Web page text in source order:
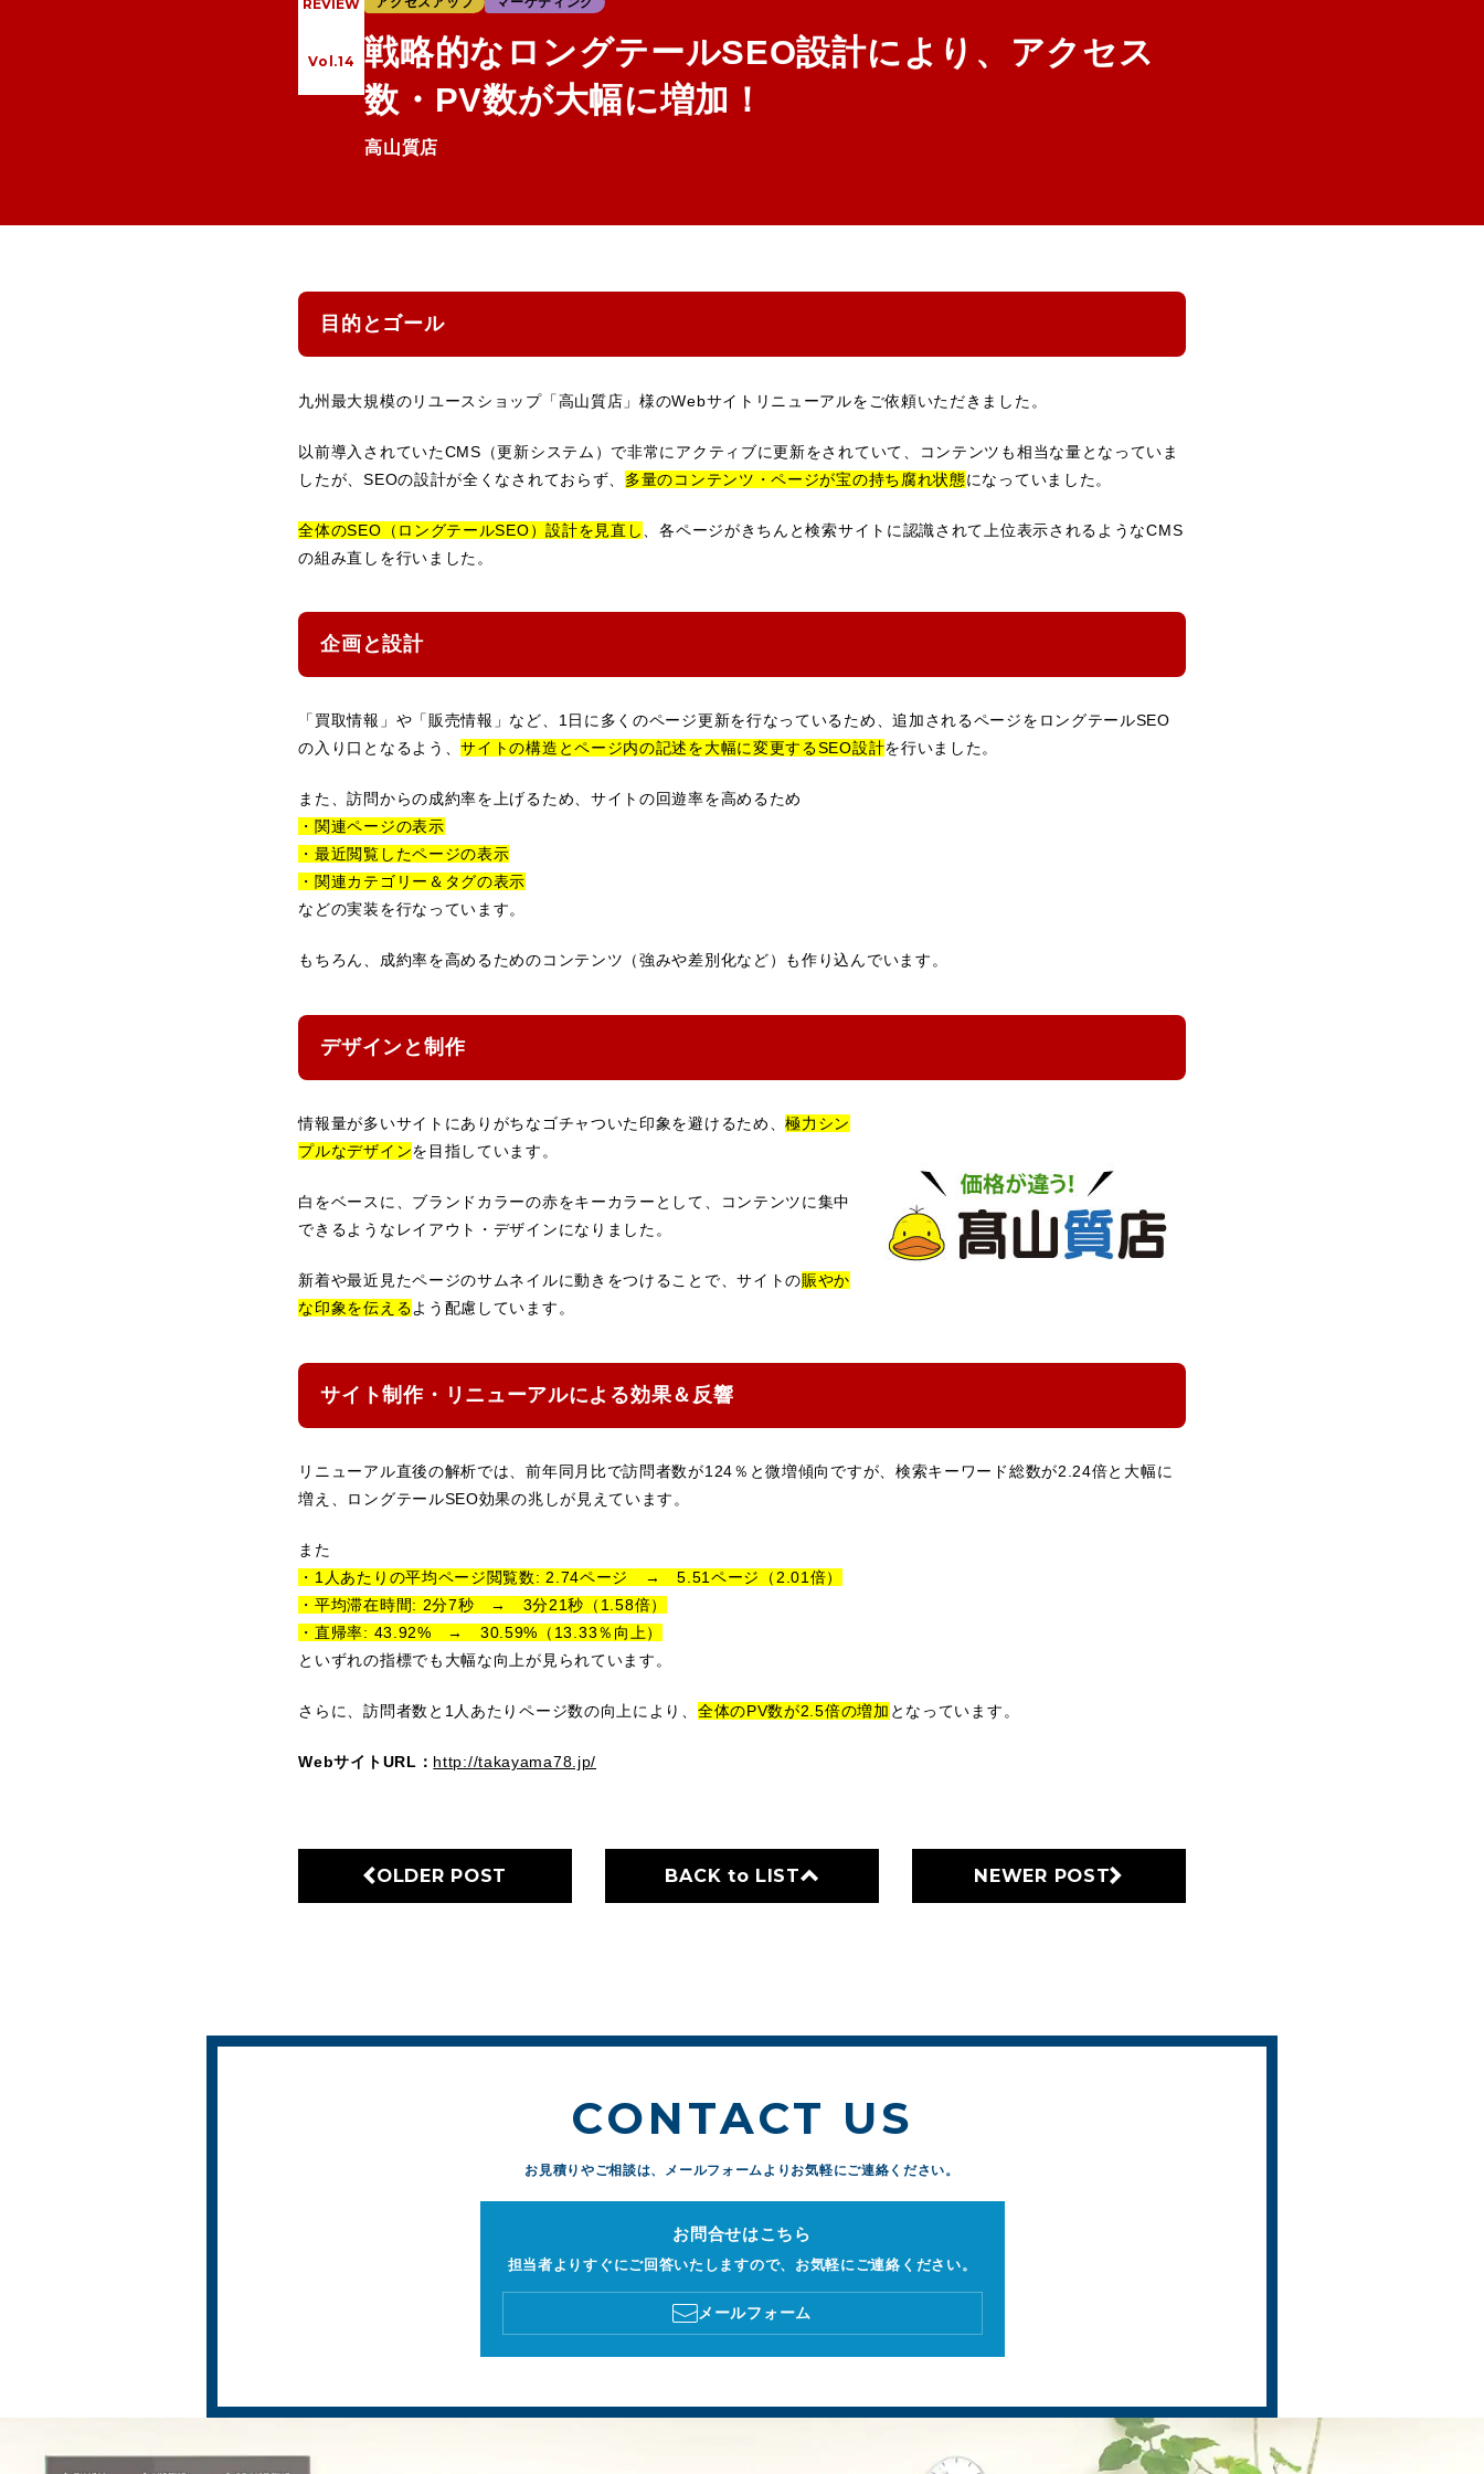
REVIEW
Vol.14
戦略的なロングテールSEO設計により、アクセス
数・PV数が大幅に増加！
高山質店
目的とゴール
九州最大規模のリユースショップ「高山質店」様のWebサイトリニューアルをご依頼いただきました。
以前導入されていたCMS（更新システム）で非常にアクティブに更新をされていて、コンテンツも相当な量となっていま
したが、SEOの設計が全くなされておらず、 多量のコンテンツ・ページが宝の持ち腐れ状態になっていました。
全体のSEO（ロングテールSEO）設計を見直し
、各ページがきちんと検索サイトに認識されて上位表示されるようなCMS
の組み直しを行いました。
企画と設計
「買取情報」や「販売情報」など、1日に多くのページ更新を行なっているため、追加されるページをロングテールSEO
の入り口となるよう、サイトの構造とページ内の記述を大幅に変更するSEO設計を行いました。
また、訪問からの成約率を上げるため、サイトの回遊率を高めるため
・関連ページの表示
・最近閲覧したページの表示
・関連カテゴリー＆タグの表示
などの実装を行なっています。
もちろん、成約率を高めるためのコンテンツ（強みや差別化など）も作り込んでいます。
デザインと制作
情報量が多いサイトにありがちなゴチャついた印象を避けるため、極力シン
プルなデザインを目指しています。
白をベースに、ブランドカラーの赤をキーカラーとして、コンテンツに集中
できるようなレイアウト・デザインになりました。
新着や最近見たページのサムネイルに動きをつけることで、サイトの賑やか
な印象を伝えるよう配慮しています。
サイト制作・リニューアルによる効果＆反響
リニューアル直後の解析では、前年同月比で訪問者数が124％と微増傾向ですが、検索キーワード総数が2.24倍と大幅に
増え、ロングテールSEO効果の兆しが見えています。
また
・1人あたりの平均ページ閲覧数: 2.74ページ → 5.51ページ（2.01倍）
・平均滞在時間: 2分7秒 → 3分21秒（1.58倍）
・直帰率: 43.92% → 30.59%（13.33％向上）
といずれの指標でも大幅な向上が見られています。
さらに、訪問者数と1人あたりページ数の向上により、 全体のPV数が2.5倍の増加 となっています。
WebサイトURL： http://takayama78.jp/
OLDER POST BACK to LIST NEWER POST
CONTACT US
お見積りやご相談は、 メールフォームよりお気軽にご連絡ください。
お問合せはこちら
担当者よりすぐにご回答いたしますので、お気軽にご連絡ください。
メールフォーム